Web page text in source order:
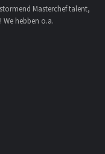
Masterchef talent,
We hebben o.a.